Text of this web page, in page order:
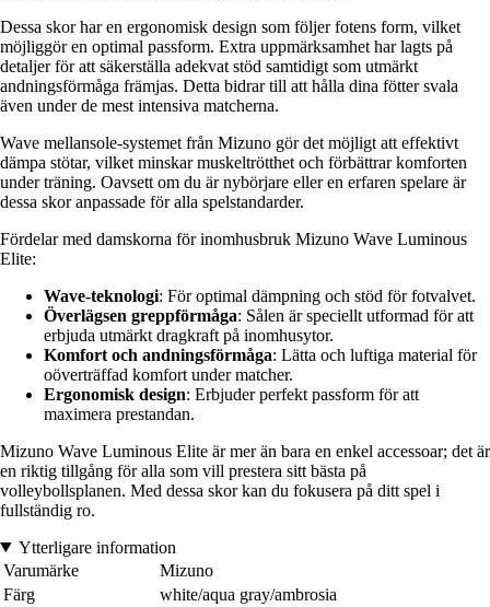
Dessa skor har en ergonomisk design som följer fotens form, vilket
möjliggör en optimal passform. Extra uppmärksamhet har lagts på
detaljer för att säkerställa adekvat stöd samtidigt som utmärkt
andningsförmåga främjas. Detta bidrar till att hålla dina fötter svala
även under de mest intensiva matcherna.
Wave mellansole-systemet från Mizuno gör det möjligt att effektivt
dämpa stötar, vilket minskar muskeltrötthet och förbättrar komforten
under träning. Oavsett om du är nybörjare eller en erfaren spelare är
dessa skor anpassade för alla spelstandarder.
Fördelar med damskorna för inomhusbruk Mizuno Wave Luminous
Elite:
Wave-teknologi: För optimal dämpning och stöd för fotvalvet.
Överlägsen greppförmåga: Sålen är speciellt utformad för att
erbjuda utmärkt dragkraft på inomhusytor.
Komfort och andningsförmåga: Lätta och luftiga material för
oöverträffad komfort under matcher.
Ergonomisk design: Erbjuder perfekt passform för att
maximera prestandan.
Mizuno Wave Luminous Elite är mer än bara en enkel accessoar; det är
en riktig tillgång för alla som vill prestera sitt bästa på
volleybollsplanen. Med dessa skor kan du fokusera på ditt spel i
fullständig ro.
Ytterligare information
Varumärke
Mizuno
Färg
white/aqua gray/ambrosia